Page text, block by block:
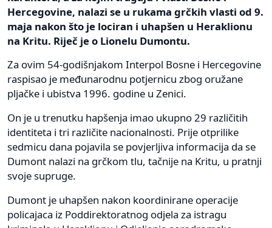
Hercegovine, nalazi se u rukama grčkih vlasti od 9.
maja nakon što je lociran i uhapšen u Heraklionu
na Kritu. Riječ je o Lionelu Dumontu.
Za ovim 54-godišnjakom Interpol Bosne i Hercegovine
raspisao je međunarodnu potjernicu zbog oružane
pljačke i ubistva 1996. godine u Zenici.
On je u trenutku hapšenja imao ukupno 29 različitih
identiteta i tri različite nacionalnosti. Prije otprilike
sedmicu dana pojavila se povjerljiva informacija da se
Dumont nalazi na grčkom tlu, tačnije na Kritu, u pratnji
svoje supruge.
Dumont je uhapšen nakon koordinirane operacije
policajaca iz Poddirektoratnog odjela za istragu